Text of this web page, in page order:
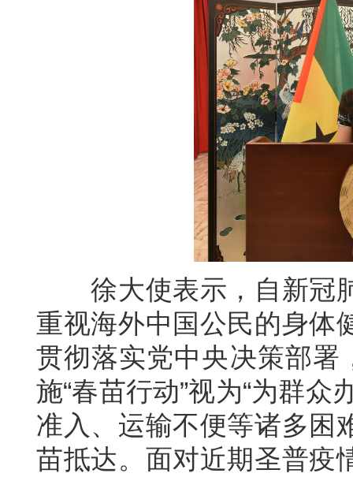
徐大使表示，自新冠肺
重视海外中国公民的身体
贯彻落实党中央决策部署
施“春苗行动”视为“为群众
准入、运输不便等诸多困
苗抵达。面对近期圣普疫